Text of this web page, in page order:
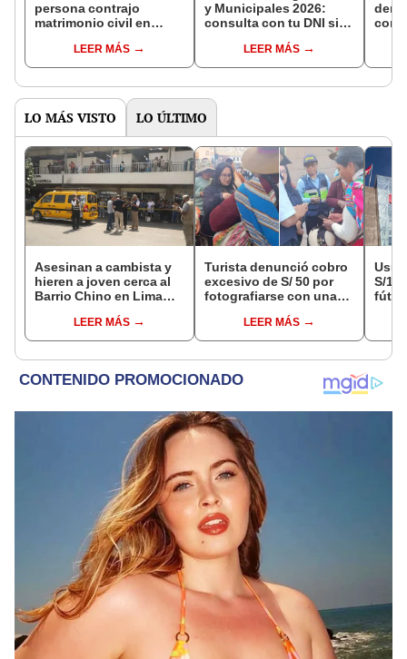
persona contrajo
matrimonio civil en
LEER MÁS
y Municipales 2026:
consulta con tu DNI si
de mesa para este 4 de
octubre en el link oficial
LEER MÁS
con
LO MÁS VISTO LO ÚLTIMO
Asesinan a cambista y
hieren a joven cerca al
Barrio Chino en Lima
sospechoso detenido
LEER MÁS
Turista denunció cobro
excesivo de S/ 50 por
fotografiarse con una
Serenazgo recuperó el
dinero
LEER MÁS
S/